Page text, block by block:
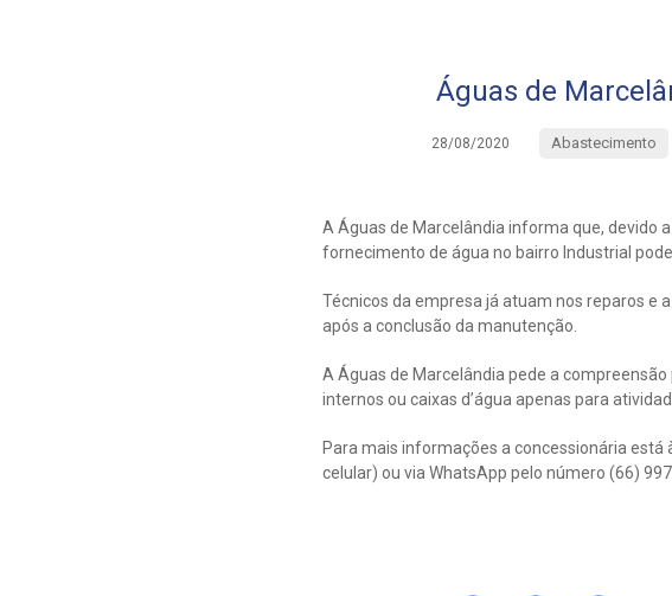
Águas de
28/08/2020 Abastecimento
A Águas de Marcelândia informa que, devido
fornecimento de água no bairro Industrial
Técnicos da empresa já atuam nos reparos e
após a conclusão da manutenção.
A Águas de Marcelândia pede a
internos ou caixas d’água apenas para
Para mais informações a concessionária
celular) ou via WhatsApp pelo número (66)